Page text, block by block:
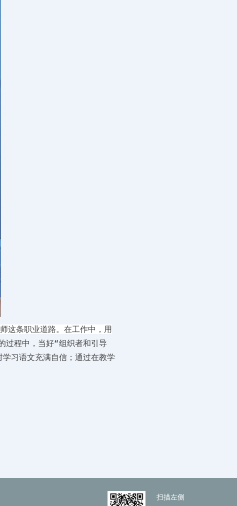
这条职业道路。在工作中，用
过程中，当好“组织者和引导
习语文充满自信；通过在教学
扫描左侧